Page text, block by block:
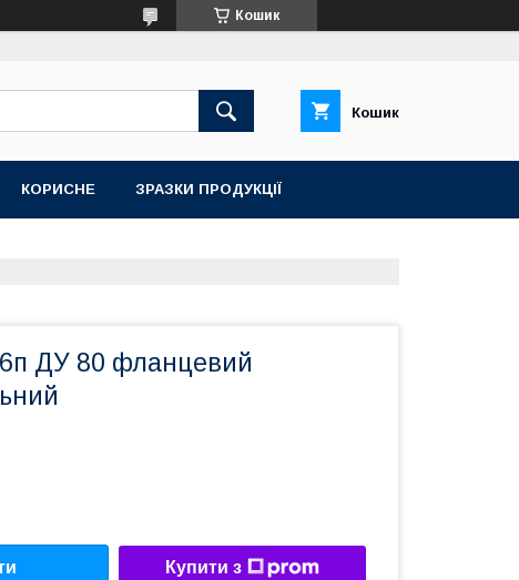
Кошик
Кошик
КОРИСНЕ ЗРАЗКИ ПРОДУКЦІЇ
ДУ 80 фланцевий
Купити з